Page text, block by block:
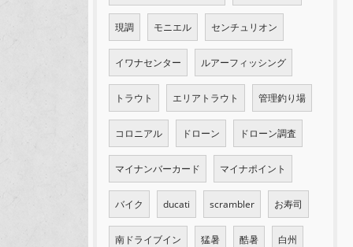
現調 モニエル センチュリオン
イワナセンター ルアーフィッシング
トラウト エリアトラウト 管理釣り場
コロニアル ドローン ドローン調査
マイナンバーカード マイナポイント
バイク ducati scrambler お寿司
南ドライブイン 猛暑 酷暑 白州